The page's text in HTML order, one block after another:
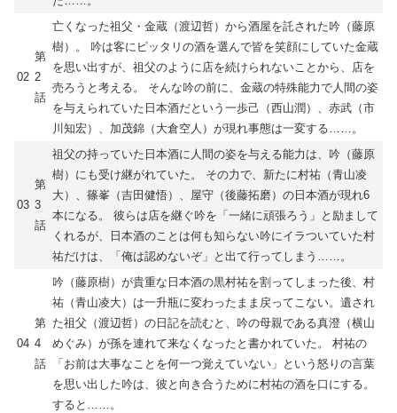
02
第
2
話
亡くなった祖父・金蔵（渡辺哲）から酒屋を託された吟（藤原
樹）。 吟は客にピッタリの酒を選んで皆を笑顔にしていた金蔵
を思い出すが、祖父のように店を続けられないことから、店を
売ろうと考える。 そんな吟の前に、金蔵の特殊能力で人間の姿
を与えられていた日本酒だという一歩己（西山潤）、赤武（市
川知宏）、加茂錦（大倉空人）が現れ事態は一変する……。
03
第
3
話
祖父の持っていた日本酒に人間の姿を与える能力は、吟（藤原
樹）にも受け継がれていた。 その力で、新たに村祐（青山凌
大）、篠峯（吉田健悟）、屋守（後藤拓磨）の日本酒が現れ6
本になる。 彼らは店を継ぐ吟を「一緒に頑張ろう」と励まして
くれるが、日本酒のことは何も知らない吟にイラついていた村
祐だけは、「俺は認めないぞ」と出て行ってしまう……。
04
第
4
話
吟（藤原樹）が貴重な日本酒の黒村祐を割ってしまった後、村
祐（青山凌大）は一升瓶に変わったまま戻ってこない。遺され
た祖父（渡辺哲）の日記を読むと、吟の母親である真澄（横山
めぐみ）が孫を連れて来なくなったと書かれていた。 村祐の
「お前は大事なことを何一つ覚えていない」という怒りの言葉
を思い出した吟は、彼と向き合うために村祐の酒を口にする。
すると……。